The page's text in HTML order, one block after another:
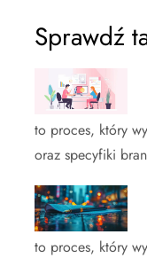
Sprawdź
to proces, który
oraz specyfiki
to proces, który